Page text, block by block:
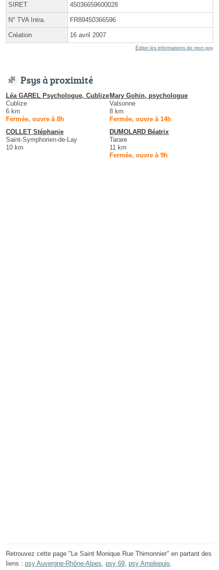
SIRET 45036659600028
N° TVA Intra. FR89450366596
Création 16 avril 2007
Éditer les informations de mon psy
Psys à proximité
Léa GAREL Psychologue, Cublize
Cublize
6 km
Fermée, ouvre à 8h
Mary Gohin, psychologue
Valsonne
8 km
Fermée, ouvre à 14h
COLLET Stéphanie
Saint-Symphorien-de-Lay
10 km
DUMOLARD Béatrix
Tarare
11 km
Fermée, ouvre à 9h
Retrouvez cette page "Le Saint Monique Rue Thimonnier" en partant des
liens : psy Auvergne-Rhône-Alpes psy 69 psy Amplepuis